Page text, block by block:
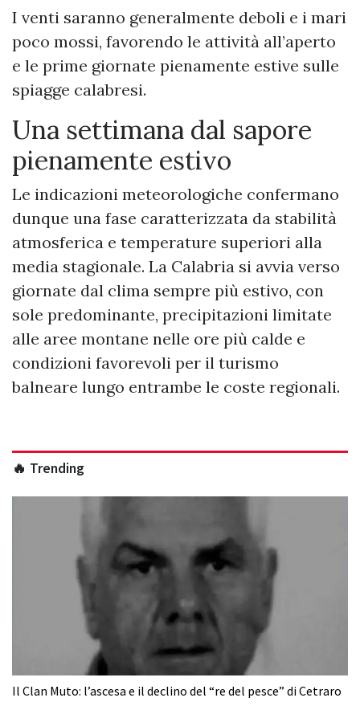
I venti saranno generalmente deboli e i mari
poco mossi, favorendo le attività all’aperto
e le prime giornate pienamente estive sulle
spiagge calabresi.
Una settimana dal sapore
pienamente estivo
Le indicazioni meteorologiche confermano
dunque una fase caratterizzata da stabilità
atmosferica e temperature superiori alla
media stagionale. La Calabria si avvia verso
giornate dal clima sempre più estivo, con
sole predominante, precipitazioni limitate
alle aree montane nelle ore più calde e
condizioni favorevoli per il turismo
balneare lungo entrambe le coste regionali.
🔥 Trending
Il Clan Muto: l’ascesa e il declino del “re del pesce” di Cetraro